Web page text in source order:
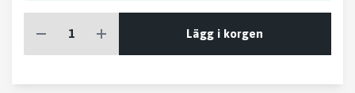
Lägg i korgen